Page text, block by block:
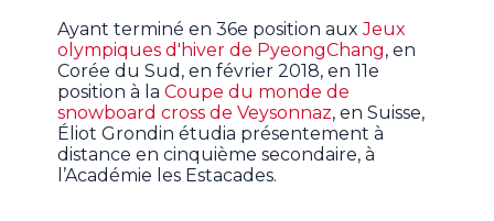
Ayant terminé en 36e position auxJeux
olympiques d'hiver de PyeongChang, en
Corée du Sud, en février 2018, en 11e
position à laCoupe du monde de
snowboard cross de Veysonnaz, en Suisse,
Éliot Grondin étudia présentement à
distance en cinquième secondaire, à
l’Académie les Estacades.